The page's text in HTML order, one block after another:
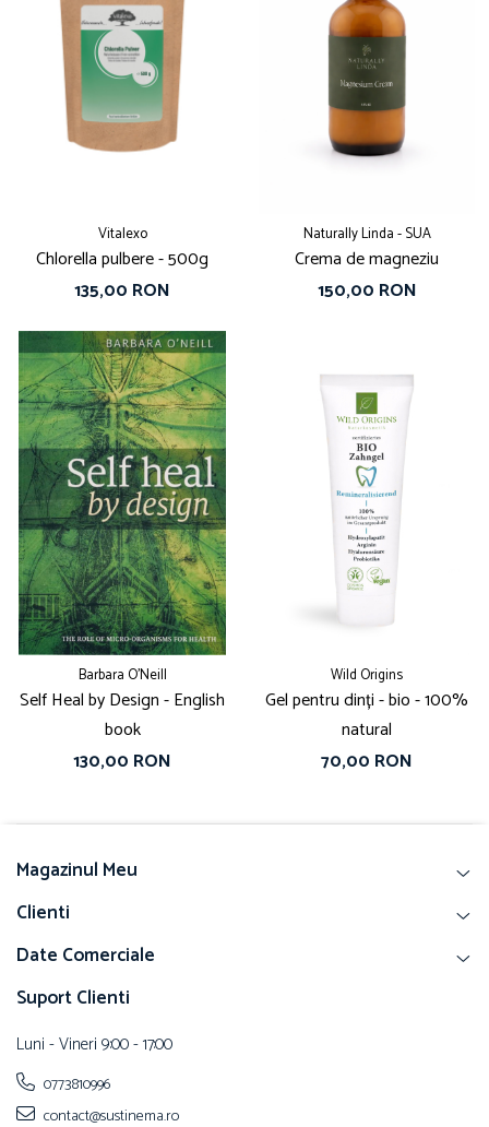
Vitalexo
Chlorella pulbere - 500g
135,00 RON
Naturally Linda - SUA
Crema de magneziu
150,00 RON
Barbara O'Neill
Self Heal by Design - English
book
130,00 RON
Wild Origins
Gel pentru dinți - bio - 100%
natural
70,00 RON
Magazinul Meu
Clienti
Date Comerciale
Suport Clienti
Luni - Vineri 9:00 - 17:00
0773810996
contact@sustinema.ro